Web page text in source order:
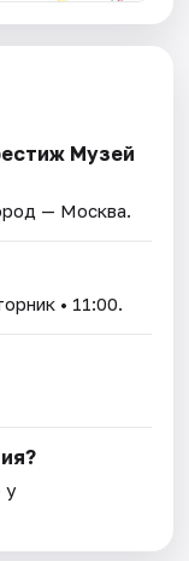
Музей
— Москва.
• 11:00.
у